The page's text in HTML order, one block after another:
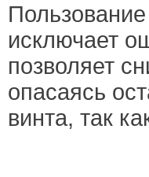
исключает
позволяет
опасаясь
винта, так